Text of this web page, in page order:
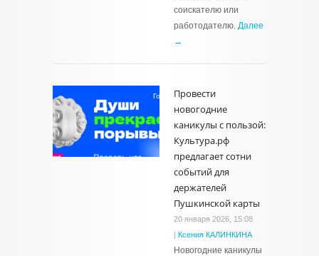
соискателю или
работодателю. Далее
→
Провести
новогодние
каникулы с пользой:
Культура.рф
предлагает сотни
событий для
держателей
Пушкинской карты
20 января 2026, 15:08
| Ксения КАЛИНКИНА
Новогодние каникулы